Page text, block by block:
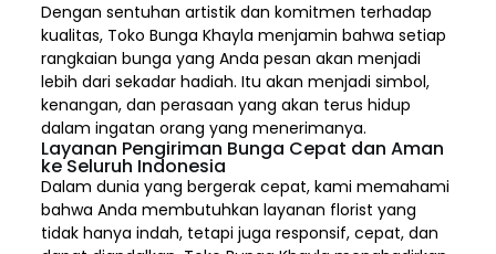
Dengan sentuhan artistik dan komitmen terhadap
kualitas, Toko Bunga Khayla menjamin bahwa setiap
rangkaian bunga yang Anda pesan akan menjadi
lebih dari sekadar hadiah. Itu akan menjadi simbol,
kenangan, dan perasaan yang akan terus hidup
dalam ingatan orang yang menerimanya.
Layanan Pengiriman Bunga Cepat dan Aman
ke Seluruh Indonesia
Dalam dunia yang bergerak cepat, kami memahami
bahwa Anda membutuhkan layanan florist yang
tidak hanya indah, tetapi juga responsif, cepat, dan